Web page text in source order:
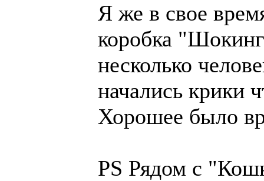
Я же в свое
коробка
несколько
начались крики
Хорошее было
PS Рядом с